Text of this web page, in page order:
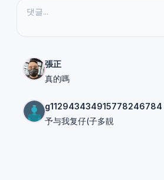
張正
真的嗎
g112943434915778246784
予与我复仔(子多靚